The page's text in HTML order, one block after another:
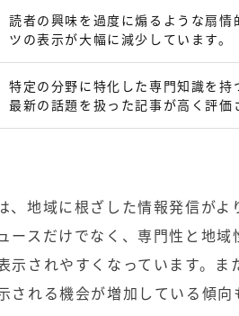
読者の興味を過度に煽るような扇
ツの表示が大幅に減少しています。
特定の分野に特化した専門知識を
最新の話題を扱った記事が高く評価
、地域に根ざした情報発信が
ースだけでなく、専門性と地域
示されやすくなっています。
される機会が増加している傾